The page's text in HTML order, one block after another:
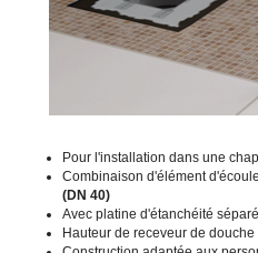
Pour l'installation dans une
Combinaison d'élément
(DN 40)
Avec platine d'étanchéité
Hauteur de receveur de